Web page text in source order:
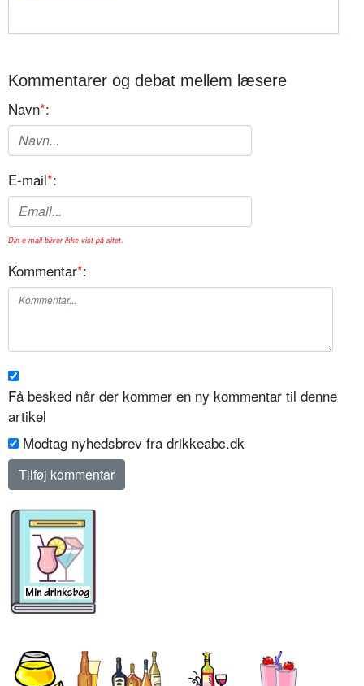
Kommentarer og debat mellem læsere
Navn*:
E-mail*:
Din e-mail bliver ikke vist på sitet.
Kommentar*:
Få besked når der kommer en ny kommentar til denne
artikel
Modtag nyhedsbrev fra drikkeabc.dk